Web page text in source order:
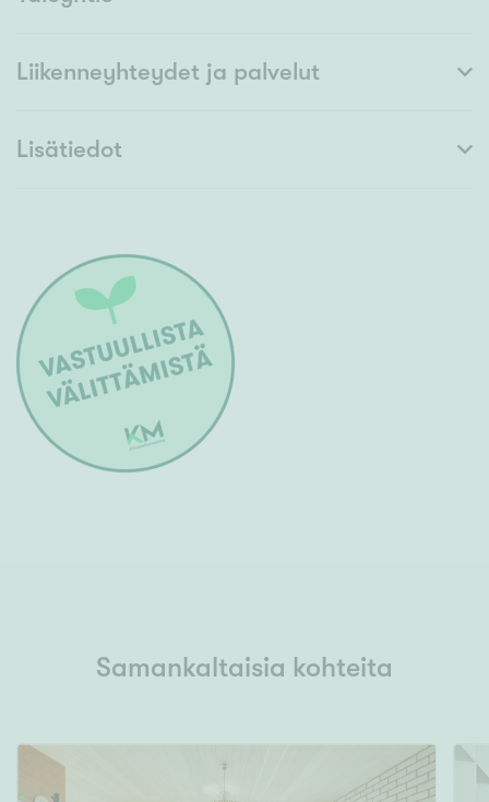
Liikenneyhteydet ja palvelut
Lisätiedot
Samankaltaisia kohteita